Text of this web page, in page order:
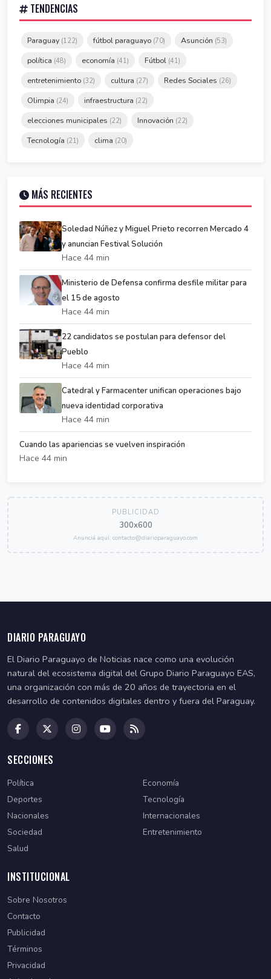
TENDENCIAS
Paraguay (122) fútbol paraguayo (70) Asunción (53)
política (48) economía (41) Fútbol (41)
entretenimiento (32) cultura (27) Redes Sociales (26)
Olimpia (24) infraestructura (22)
elecciones municipales (22) Innovación (22)
Tecnología (21) clima (20)
MÁS RECIENTES
Soledad Núñez y Miguel Prieto recorren Mercado 4
y anuncian Festival Solución
Hace 44 min
Ministerio de Defensa confirma desfile militar para
el 15 de agosto
Hace 44 min
22 candidatos se postulan para defensor del
Pueblo
Hace 44 min
Catedral y Farmacenter unifican operaciones bajo
nueva identidad corporativa
Hace 44 min
Cuando las apariencias se vuelven inspiración
Hace 44 min
PUBLICIDAD
300x600
Anunciá aquí: contacto@diarioparaguayo.com
DIARIO PARAGUAYO
El Diario Paraguayo de Noticias nace como una evolución
natural del ecosistema digital del Grupo Diario Paraguayo EAS,
una organización con más de 20 años de trayectoria en el
desarrollo de contenidos digitales dentro y fuera del Paraguay.
SECCIONES
Política
Economía
Deportes
Tecnología
Nacionales
Internacionales
Sociedad
Entretenimiento
Salud
INSTITUCIONAL
Sobre Nosotros
Contacto
Publicidad
Términos
Privacidad